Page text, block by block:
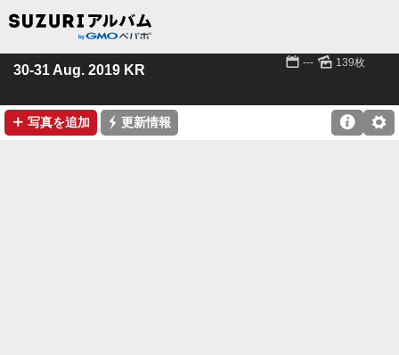
30-31 Aug. 2019 KR 📅 --- 🌄 139枚
➕ 写真を追加 ⚡ 更新情報 ⚙
